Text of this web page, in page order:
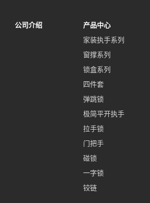
公司介绍
产品中心
家装执手系列
窗撑系列
锁盒系列
四件套
弹跳锁
极简平开执手
拉手锁
门把手
碰锁
一字锁
铰链